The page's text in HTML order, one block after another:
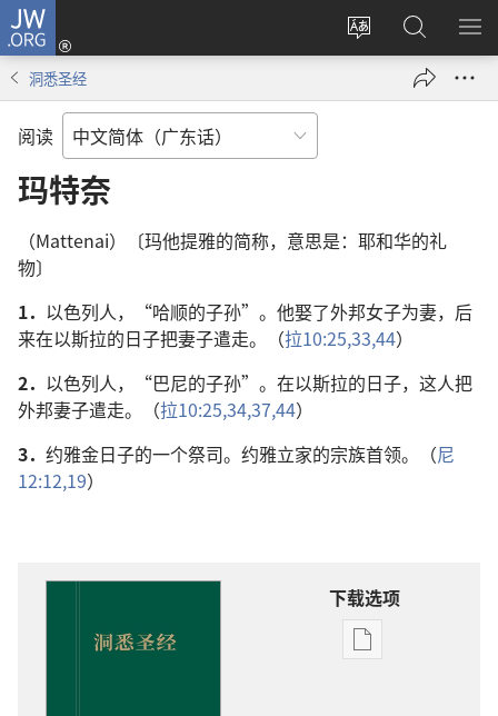
JW.ORG
更
登
录
（打
搜
索
JW.ORG
显
洞悉圣经
阅读
玛特奈
（Mattenai）〔玛他提雅的简称，意思是：耶和华的礼
物〕
1． 以色列人，“哈顺的子孙”。他娶了外邦女子为妻，后
来在以斯拉的日子把妻子遣走。（拉10:25,33,44）
2． 以色列人，“巴尼的子孙”。在以斯拉的日子，这人把
外邦妻子遣走。（拉10:25,34,37,44）
3． 约雅金日子的一个祭司。约雅立家的宗族首领。（尼
12:12,19）
下载选项
电